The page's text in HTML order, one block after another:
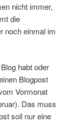
nicht immer,
die
noch einmal im
habt oder
Blogpost
Vormonat
Das muss
soll nur eine